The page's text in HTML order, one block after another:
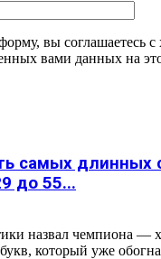
вы соглашаетесь
вами данных на
самых длинных
до 55...
назвал чемпиона —
который уже